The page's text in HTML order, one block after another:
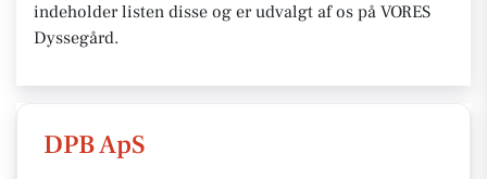
indeholder listen disse og er udvalgt af os på VORES
Dyssegård.
DPB ApS